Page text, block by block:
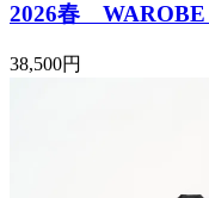
2026春
38,500円